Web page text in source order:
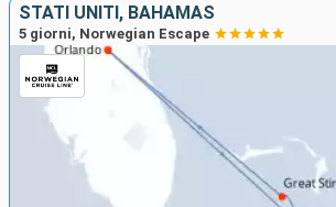
STATI UNITI, BAHAMAS
5 giorni, Norwegian Escape